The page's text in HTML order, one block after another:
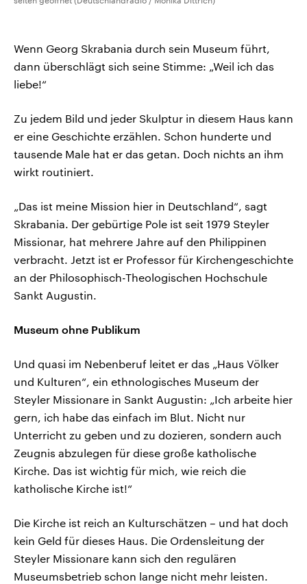
Wenn Georg Skrabania durch sein Museum führt,
dann überschlägt sich seine Stimme: „Weil ich das
liebe!“
Zu jedem Bild und jeder Skulptur in diesem Haus kann
er eine Geschichte erzählen. Schon hunderte und
tausende Male hat er das getan. Doch nichts an ihm
wirkt routiniert.
„Das ist meine Mission hier in Deutschland“, sagt
Skrabania. Der gebürtige Pole ist seit 1979 Steyler
Missionar, hat mehrere Jahre auf den Philippinen
verbracht. Jetzt ist er Professor für Kirchengeschichte
an der Philosophisch-Theologischen Hochschule
Sankt Augustin.
Museum ohne Publikum
Und quasi im Nebenberuf leitet er das „Haus Völker
und Kulturen“, ein ethnologisches Museum der
Steyler Missionare in Sankt Augustin: „Ich arbeite hier
gern, ich habe das einfach im Blut. Nicht nur
Unterricht zu geben und zu dozieren, sondern auch
Zeugnis abzulegen für diese große katholische
Kirche. Das ist wichtig für mich, wie reich die
katholische Kirche ist!“
Die Kirche ist reich an Kulturschätzen – und hat doch
kein Geld für dieses Haus. Die Ordensleitung der
Steyler Missionare kann sich den regulären
Museumsbetrieb schon lange nicht mehr leisten.